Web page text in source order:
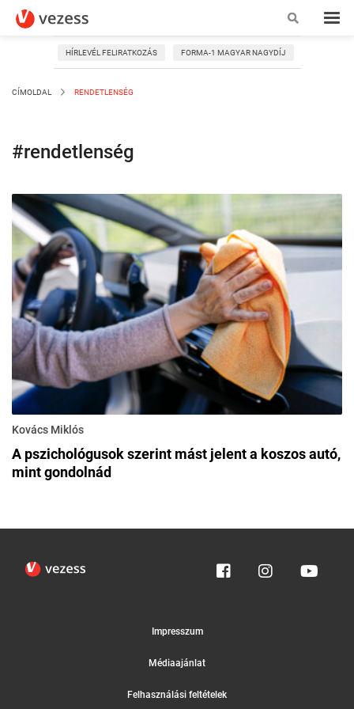
HÍRLEVÉL FELIRATKOZÁS FORMA-1 MAGYAR NAGYDÍJ
CÍMOLDAL RENDETLENSÉG
#rendetlenség
Kovács Miklós
A pszichológusok szerint mást jelent a koszos autó,
mint gondolnád
Impresszum
Médiaajánlat
Felhasználási feltételek